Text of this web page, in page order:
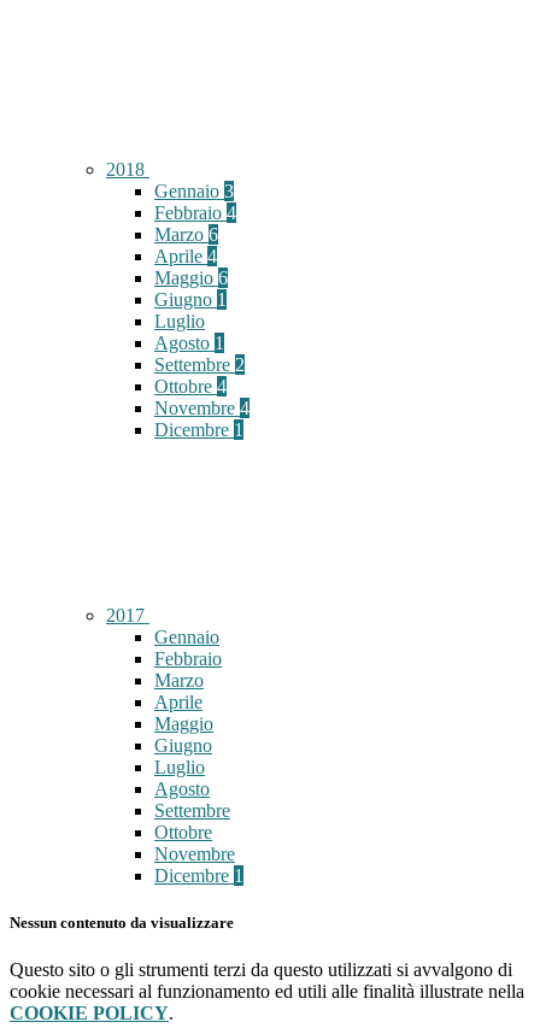
2018
Gennaio 3
Febbraio 4
Marzo 6
Aprile 4
Maggio 6
Giugno 1
Luglio
Agosto 1
Settembre 2
Ottobre 4
Novembre 4
Dicembre 1
2017
Gennaio
Febbraio
Marzo
Aprile
Maggio
Giugno
Luglio
Agosto
Settembre
Ottobre
Novembre
Dicembre 1
Nessun contenuto da visualizzare
Questo sito o gli strumenti terzi da questo utilizzati si avvalgono di
cookie necessari al funzionamento ed utili alle finalità illustrate nella
COOKIE POLICY.